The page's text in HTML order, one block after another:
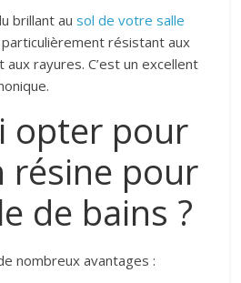
brillant ausol de votre salle
résistant aux
aux rayures. C’est un excellent
opter pour
résine pour
de bains ?
nombreux avantages :